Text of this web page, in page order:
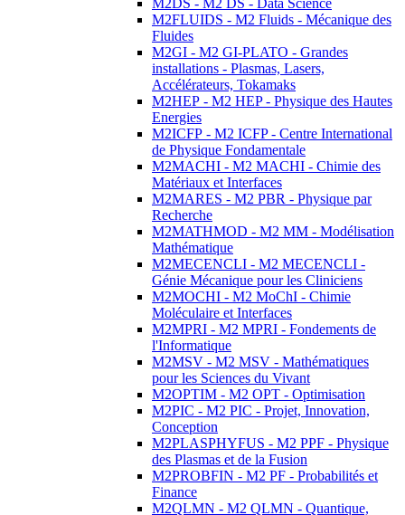
M2DS - M2 DS - Data Science
M2FLUIDS - M2 Fluids - Mécanique des
Fluides
M2GI - M2 GI-PLATO - Grandes
installations - Plasmas, Lasers,
Accélérateurs, Tokamaks
M2HEP - M2 HEP - Physique des Hautes
Energies
M2ICFP - M2 ICFP - Centre International
de Physique Fondamentale
M2MACHI - M2 MACHI - Chimie des
Matériaux et Interfaces
M2MARES - M2 PBR - Physique par
Recherche
M2MATHMOD - M2 MM - Modélisation
Mathématique
M2MECENCLI - M2 MECENCLI -
Génie Mécanique pour les Cliniciens
M2MOCHI - M2 MoChI - Chimie
Moléculaire et Interfaces
M2MPRI - M2 MPRI - Fondements de
l'Informatique
M2MSV - M2 MSV - Mathématiques
pour les Sciences du Vivant
M2OPTIM - M2 OPT - Optimisation
M2PIC - M2 PIC - Projet, Innovation,
Conception
M2PLASPHYFUS - M2 PPF - Physique
des Plasmas et de la Fusion
M2PROBFIN - M2 PF - Probabilités et
Finance
M2QLMN - M2 QLMN - Quantique,